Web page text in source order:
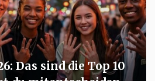
Das sind die Top 10